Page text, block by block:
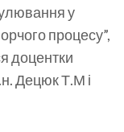
у
процесу”,
доцентки
Децюк Т.М і